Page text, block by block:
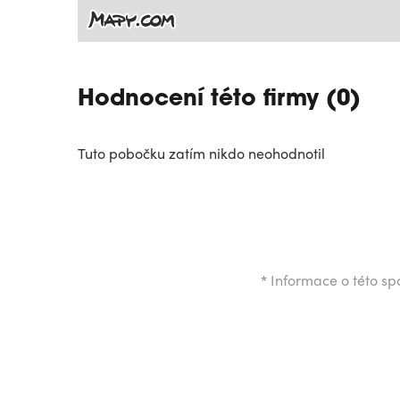
Hodnocení této firmy (0)
Tuto pobočku zatím nikdo neohodnotil
* Informace o této